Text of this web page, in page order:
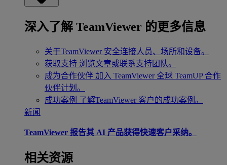
深入了解 TeamViewer 的更多信息
关于TeamViewer 安全连接人员、场所和设备。
获取支持 浏览文章或联系支持团队。
成为合作伙伴 加入 TeamViewer 全球 TeamUP 合作
伙伴计划。
成功案例 了解TeamViewer 客户的成功案例。
新闻
TeamViewer 报告其 AI 产品获得快速客户采纳。
相关资源